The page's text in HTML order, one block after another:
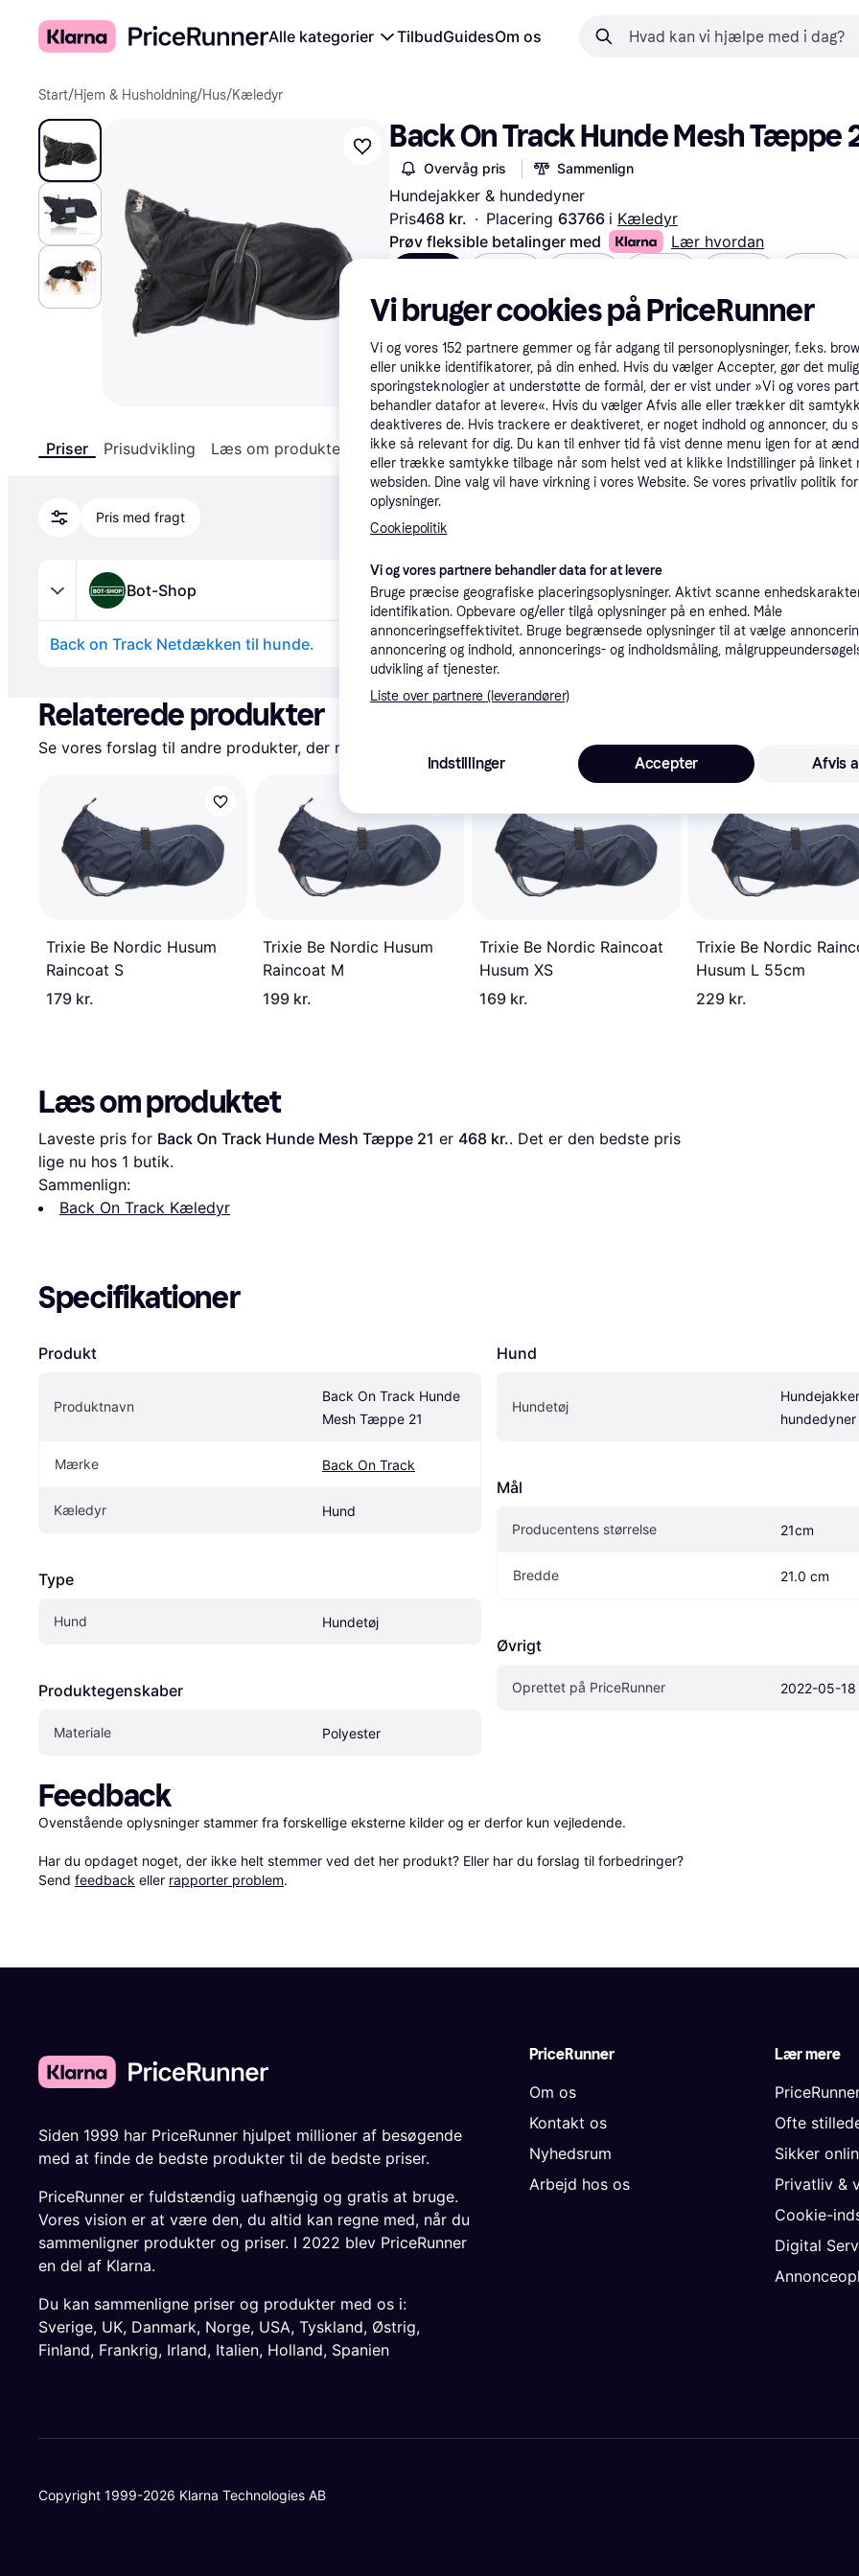
Alle kategorier TilbudGuidesOm os
Start/Hjem & Husholdning/Hus/Kæledyr
Back On Track Hunde Mesh Tæppe
Overvåg pris Sammenlign
Hundejakker & hundedyner
Pris468 kr. · Placering 63766 i Kæledyr
Prøv fleksible betalinger med
Lær hvordan
Priser Prisudvikling Læs om produktet Specifikationer
Pris med fragt
Bot-Shop
Back on Track Netdækken til hunde. 39 kr. fragt,5-10 dage
Relaterede produkter
Se vores forslag til andre produkter, der matcher dine interesser.
Trixie Be Nordic Husum
Raincoat S
179 kr.
Trixie Be Nordic Husum
Raincoat M
199 kr.
Trixie Be Nordic Raincoat
Husum XS
169 kr.
Trixie Be Nordic
Husum L 55cm
229 kr.
Læs om produktet
Laveste pris for Back On Track Hunde Mesh Tæppe 21 er 468 kr.. Det er den bedste pris
lige nu hos 1 butik.
Sammenlign:
Back On Track Kæledyr
Specifikationer
Produkt
Produktnavn
Back On Track Hunde
Mesh Tæppe 21
Mærke Back On Track
Kæledyr Hund
Type
Hund Hundetøj
Produktegenskaber
Materiale Polyester
Hund
Hundetøj
hundedyner
Mål
Producentens størrelse 21cm
Bredde 21.0 cm
Øvrigt
Oprettet på PriceRunner 2022-05-18
Feedback
Ovenstående oplysninger stammer fra forskellige eksterne kilder og er derfor kun vejledende.
Har du opdaget noget, der ikke helt stemmer ved det her produkt? Eller har du forslag til forbedringer?
Send feedback eller rapporter problem.
PriceRunner
Om os
Kontakt os
Nyhedsrum
Arbejd hos os
Lær mere
Ofte
Sikker
Privatliv &
Cookie-
Digital
Siden 1999 har PriceRunner hjulpet millioner af besøgende
med at finde de bedste produkter til de bedste priser.
PriceRunner er fuldstændig uafhængig og gratis at bruge.
Vores vision er at være den, du altid kan regne med, når du
sammenligner produkter og priser. I 2022 blev PriceRunner
en del af Klarna.
Du kan sammenligne priser og produkter med os i:
Sverige, UK, Danmark, Norge, USA, Tyskland, Østrig,
Finland, Frankrig, Irland, Italien, Holland, Spanien
Copyright 1999-2026 Klarna Technologies AB
Vi bruger cookies på PriceRunner
Vi og vores 152 partnere gemmer og får adgang til personoplysninger, f.eks.
eller unikke identifikatorer, på din enhed. Hvis du vælger Accepter, gør det
sporingsteknologier at understøtte de formål, der er vist under »Vi og vores
behandler datafor at levere«. Hvis du vælger Afvis alle eller trækker dit
deaktiveres de. Hvis trackere er deaktiveret, er noget indhold og annoncer, du
ikke så relevant for dig. Du kan til enhver tid få vist denne menu igen for at
eller trække samtykke tilbage når som helst ved at klikke Indstillinger på linket
websiden. Dine valg vil have virkning i vores Website. Se vores privatliv politik
oplysninger.
Cookiepolitik
Vi og vores partnere behandler data for at levere
Bruge præcise geografiske placeringsoplysninger. Aktivt scanne
identifikation. Opbevare og/eller tilgå oplysninger på en enhed. Måle
annonceringseffektivitet. Bruge begrænsede oplysninger til at vælge
annoncering og indhold, annoncerings- og indholdsmåling,
udvikling af tjenester.
Liste over partnere (leverandører)
Indstillinger Afvis
Accepter